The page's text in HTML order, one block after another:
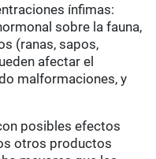
ínfimas:
sobre la fauna,
(ranas, sapos,
afectar el
malformaciones, y
posibles efectos
otros productos